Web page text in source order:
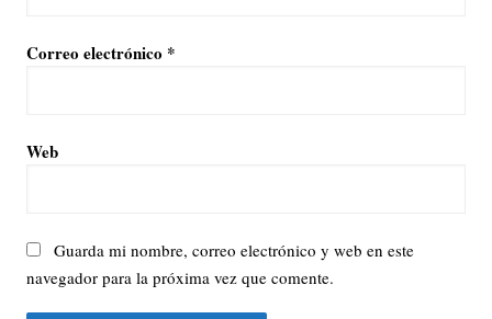
Correo electrónico *
Web
Guarda mi nombre, correo electrónico y web en este
navegador para la próxima vez que comente.